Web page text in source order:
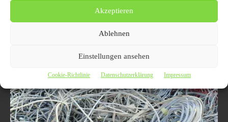
Akzeptieren
Ablehnen
Einstellungen ansehen
Cookie-Richtlinie Datenschutzerklärung Impressum
Kunden eine kostenlose und unkomplizierte Schrottabholung in
Bergisch Gladbach und Umgebung an. Der zuverlässige
Schrotthändler in...